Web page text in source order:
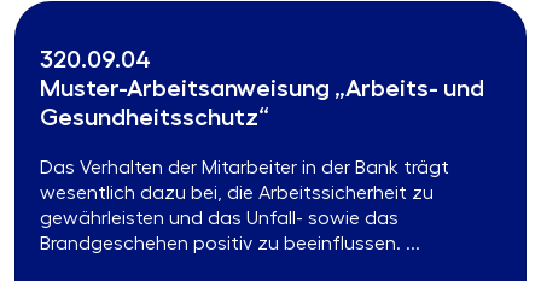
320.09.04
Muster-Arbeitsanweisung „Arbeits- und
Gesundheitsschutz“
Das Verhalten der Mitarbeiter in der Bank trägt
wesentlich dazu bei, die Arbeitssicherheit zu
gewährleisten und das Unfall- sowie das
Brandgeschehen positiv zu beeinflussen. ...